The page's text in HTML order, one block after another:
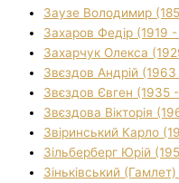
Заузе Володимир
Захаров Федір (1919
Захарчук Олекса
Звєздов Андрій
Звєздов Євген (1935
Звєздова Вікторія
Звіринський Карло
Зільберберг Юрій
Зіньківський